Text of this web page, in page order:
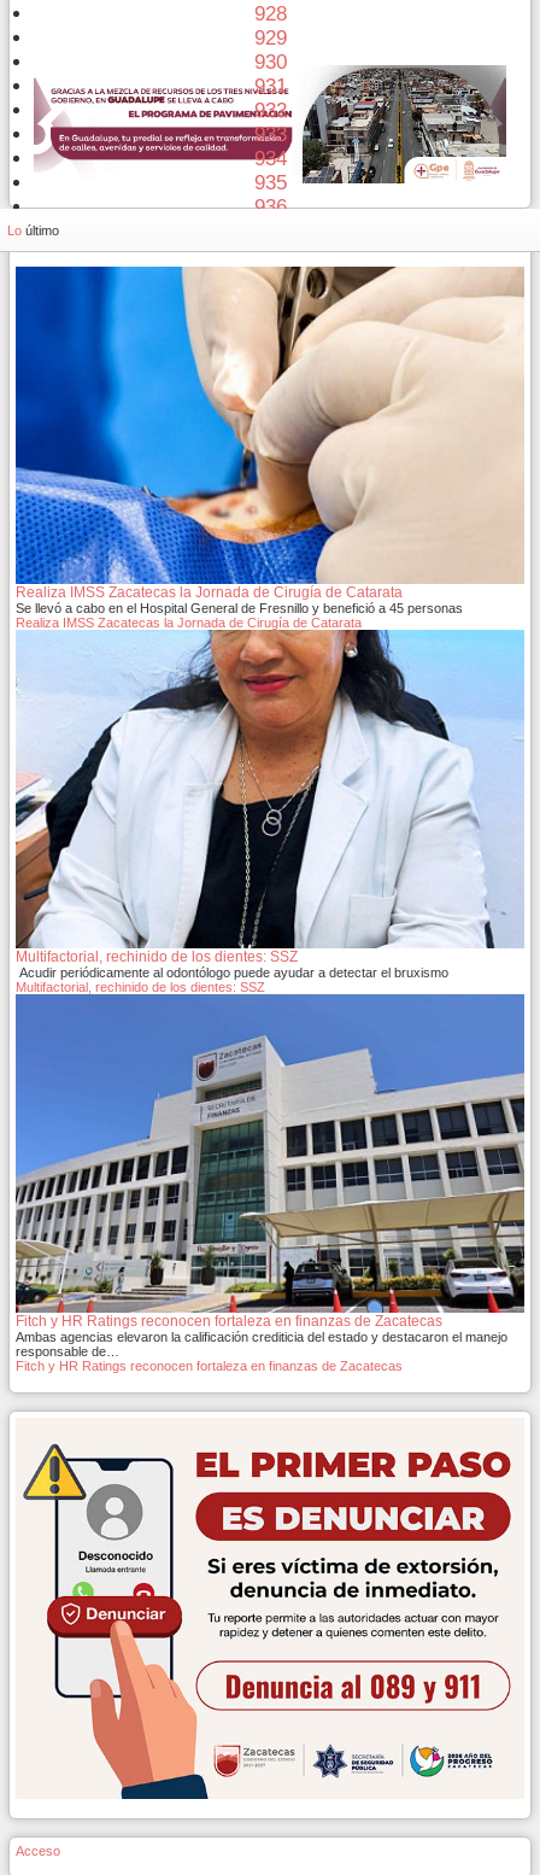
928
929
930
931
932
933
934
935
936
Lo último
Realiza IMSS Zacatecas la Jornada de Cirugía de Catarata
Se llevó a cabo en el Hospital General de Fresnillo y benefició a 45 personas
Realiza IMSS Zacatecas la Jornada de Cirugía de Catarata
Multifactorial, rechinido de los dientes: SSZ
Acudir periódicamente al odontólogo puede ayudar a detectar el bruxismo
Multifactorial, rechinido de los dientes: SSZ
Fitch y HR Ratings reconocen fortaleza en finanzas de Zacatecas
Ambas agencias elevaron la calificación crediticia del estado y destacaron el manejo
responsable de…
Fitch y HR Ratings reconocen fortaleza en finanzas de Zacatecas
Acceso